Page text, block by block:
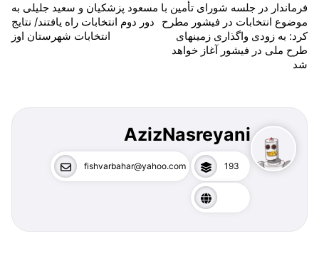
فرماندار در جلسه شورای تأمین با
موضوع انتخابات در فیشور مطرح
کرد: به زودی واگذاری زمینهای
طرح ملی در فیشور آغاز خواهد
شد
مسعود پزشکیان و سعید جلیلی به
دور دوم انتخابات راه یافتند/ نتایج
انتخابات شهرستان اوز
AzizNasreyani
193
fishvarbahar@yahoo.com